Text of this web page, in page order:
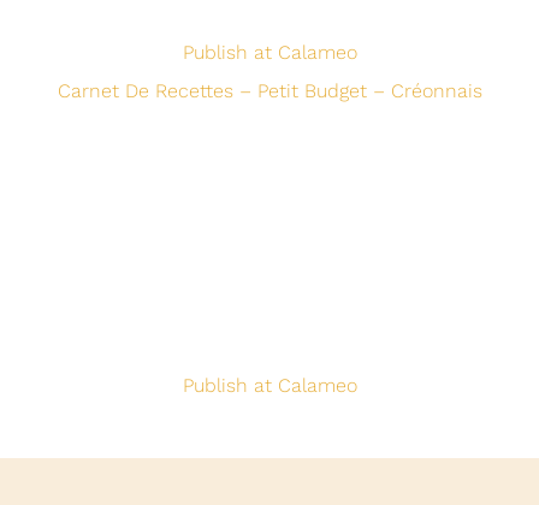
Publish at Calameo
Carnet De Recettes – Petit Budget – Créonnais
Publish at Calameo